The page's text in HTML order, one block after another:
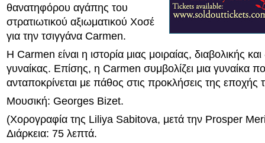
θανατηφόρου αγάπης του
στρατιωτικού αξιωματικού Χοσέ
για την τσιγγάνα Carmen.
Η Carmen είναι η ιστορία μιας μοιραίας, διαβολικής
γυναίκας. Επίσης, η Carmen συμβολίζει μια γυναίκα
ανταποκρίνεται με πάθος στις προκλήσεις της εποχής
Μουσική: Georges Bizet.
(Χορογραφία της Liliya Sabitova, μετά την Prosper
Διάρκεια: 75 λεπτά.